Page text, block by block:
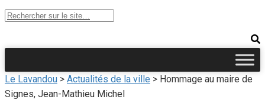
Le Lavandou > Actualités de la ville > Hommage au maire de
Signes, Jean-Mathieu Michel